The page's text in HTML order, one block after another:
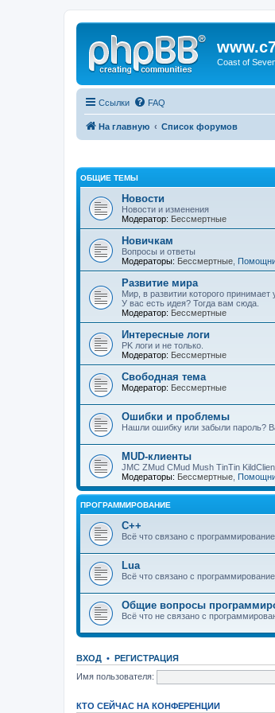
Coast of
Ссылки FAQ
На главную Список форумов
ОБЩИЕ ТЕМЫ
Новости
Новости и изменения
Модератор: Бессмертные
Новичкам
Вопросы и ответы
Модераторы: Бессмертные
Развитие мира
Мир, в развитии которого принимает
У вас есть идея? Тогда вам сюда.
Модератор: Бессмертные
Интересные логи
PK логи и не только.
Модератор: Бессмертные
Свободная тема
Модератор: Бессмертные
Ошибки и проблемы
Нашли ошибку или забыли пароль?
MUD-клиенты
JMC ZMud CMud Mush TinTin
Модераторы: Бессмертные
ПРОГРАММИРОВАНИЕ
C++
Всё что связано с
Lua
Всё что связано с
Общие вопросы
Всё что не связано с
ВХОД • РЕГИСТРАЦИЯ
Имя пользователя:
КТО СЕЙЧАС НА КОНФЕРЕНЦИИ